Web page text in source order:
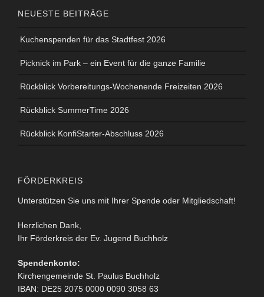
NEUESTE BEITRÄGE
Kuchenspenden für das Stadtfest 2026
Picknick im Park – ein Event für die ganze Familie
Rückblick Vorbereitungs-Wochenende Freizeiten 2026
Rückblick SummerTime 2026
Rückblick KonfiStarter-Abschluss 2026
FÖRDERKREIS
Unterstützen Sie uns mit Ihrer Spende oder Mitgliedschaft!
Herzlichen Dank,
Ihr Förderkreis der Ev. Jugend Buchholz
Spendenkonto:
Kirchengemeinde St. Paulus Buchholz
IBAN: DE25 2075 0000 0090 3058 63